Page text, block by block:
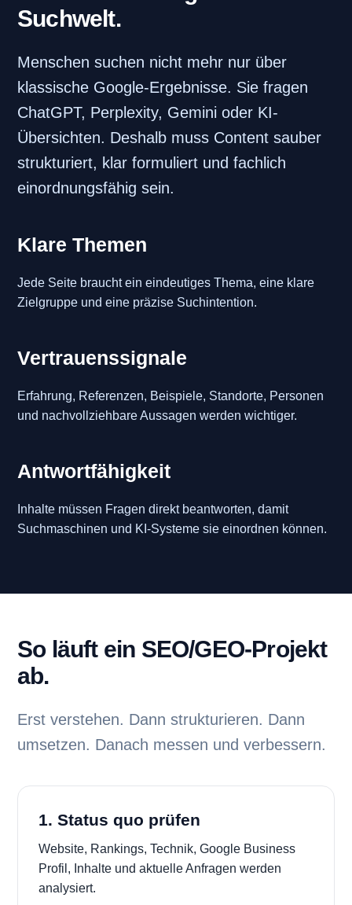
Suchwelt.
Menschen suchen nicht mehr nur über
klassische Google-Ergebnisse. Sie fragen
ChatGPT, Perplexity, Gemini oder KI-
Übersichten. Deshalb muss Content sauber
strukturiert, klar formuliert und fachlich
einordnungsfähig sein.
Klare Themen
Jede Seite braucht ein eindeutiges Thema, eine klare
Zielgruppe und eine präzise Suchintention.
Vertrauenssignale
Erfahrung, Referenzen, Beispiele, Standorte, Personen
und nachvollziehbare Aussagen werden wichtiger.
Antwortfähigkeit
Inhalte müssen Fragen direkt beantworten, damit
Suchmaschinen und KI-Systeme sie einordnen können.
So läuft ein SEO/GEO-Projekt
ab.
Erst verstehen. Dann strukturieren. Dann
umsetzen. Danach messen und verbessern.
1. Status quo prüfen
Website, Rankings, Technik, Google Business
Profil, Inhalte und aktuelle Anfragen werden
analysiert.